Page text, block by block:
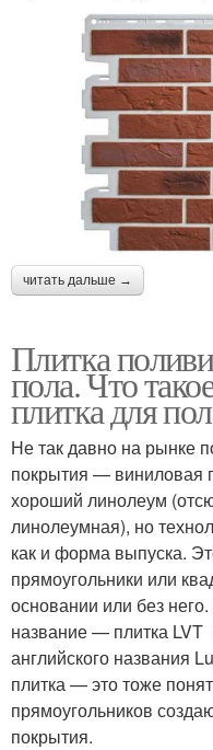
читать дальше →
Плитка
пола. Что
плитка для
Не так давно на рынке
покрытия — виниловая
хороший линолеум
линолеумная), но
как и форма выпуска.
прямоугольники или
основании или без
название — плитка
английского названия
плитка — это тоже
прямоугольников
покрытия.